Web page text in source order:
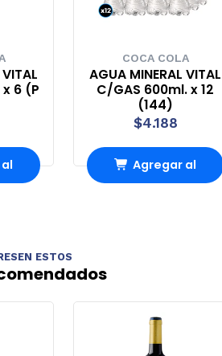
6 (P
COCA COLA
AGUA MINERAL VITAL
C/GAS 600ml. x 12
(144)
$4.188
Agregar al
ESTOS